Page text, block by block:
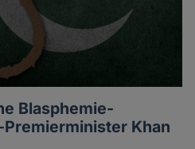
Blasphemie-
Khan